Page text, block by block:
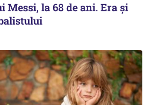
la 68 de ani. Era și